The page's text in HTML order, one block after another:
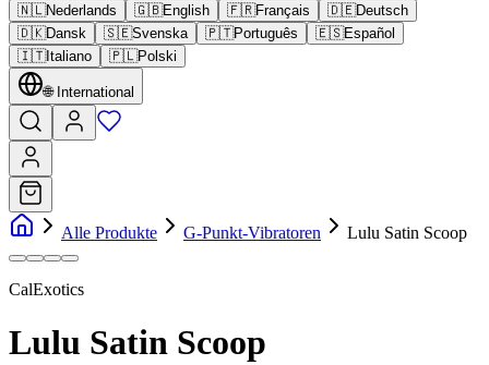
🇳🇱Nederlands 🇬🇧English 🇫🇷Français 🇩🇪Deutsch
🇩🇰Dansk 🇸🇪Svenska 🇵🇹Português 🇪🇸Español
🇮🇹Italiano 🇵🇱Polski
🌐 International
Alle Produkte G-Punkt-Vibratoren Lulu Satin Scoop
CalExotics
Lulu Satin Scoop